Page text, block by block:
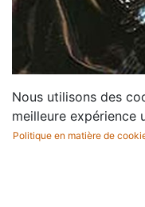
Nous utilisons des
meilleure expérience
Politique en matière de